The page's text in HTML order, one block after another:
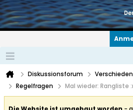
Diskussionsforum
Regelfragen
Mal wieder: Rangliste